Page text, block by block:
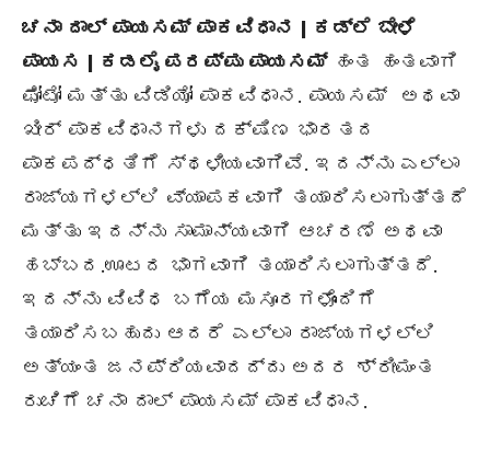
ಚನಾ ದಾಲ್ ಪಾಯಸಮ್ ಪಾಕವಿಧಾನ | ಕಡ್ಲೆ ಬೇಳೆ
ಪಾಯಸ | ಕಡಲೈ ಪರಪ್ಪು ಪಾಯಸಮ್ಹಂತ ಹಂತವಾಗಿ
ಫೋಟೋ ಮತ್ತು ವಿಡಿಯೋ ಪಾಕವಿಧಾನ. ಪಾಯಸಮ್ ಅಥವಾ
ಖೀರ್ ಪಾಕವಿಧಾನಗಳು ದಕ್ಷಿಣ ಭಾರತದ
ಪಾಕಪದ್ಧತಿಗೆ ಸ್ಥಳೀಯವಾಗಿವೆ. ಇದನ್ನು ಎಲ್ಲಾ
ರಾಜ್ಯಗಳಲ್ಲಿ ವ್ಯಾಪಕವಾಗಿ ತಯಾರಿಸಲಾಗುತ್ತದೆ
ಮತ್ತು ಇದನ್ನು ಸಾಮಾನ್ಯವಾಗಿ ಆಚರಣೆ ಅಥವಾ
ಹಬ್ಬದ.ಊಟದ ಭಾಗವಾಗಿ ತಯಾರಿಸಲಾಗುತ್ತದೆ.
ಇದನ್ನು ವಿವಿಧ ಬಗೆಯ ಮಸೂರಗಳೊಂದಿಗೆ
ತಯಾರಿಸಬಹುದು ಆದರೆ ಎಲ್ಲಾ ರಾಜ್ಯಗಳಲ್ಲಿ
ಅತ್ಯಂತ ಜನಪ್ರಿಯವಾದದ್ದು ಅದರ ಶ್ರೀಮಂತ
ರುಚಿಗೆ ಚನಾ ದಾಲ್ ಪಾಯಸಮ್ ಪಾಕವಿಧಾನ.